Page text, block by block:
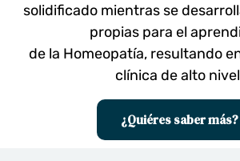
solidificado mientras se
propias para el
de la Homeopatía, resultando
clínica de alto
¿Quiéres saber más?